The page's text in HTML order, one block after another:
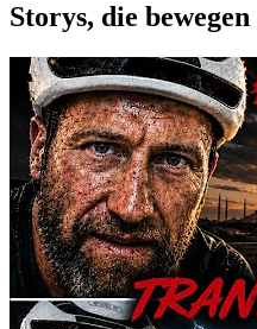
Storys, die bewegen